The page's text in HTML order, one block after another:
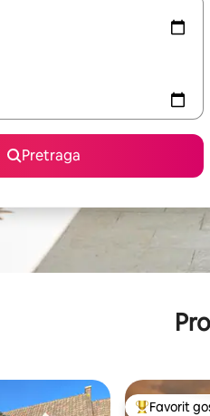
Pretraga
Favorit